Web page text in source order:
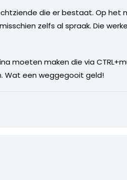
die er bestaat. Op het
zelfs al spraak. Die
moeten maken die via
Wat een weggegooit geld!